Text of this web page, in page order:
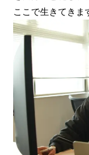
ここで生きてきま